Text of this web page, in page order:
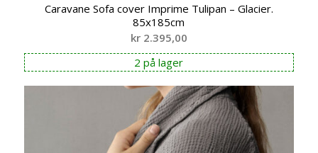
Caravane Sofa cover Imprime Tulipan – Glacier.
85x185cm
kr2.395,00
2 på lager